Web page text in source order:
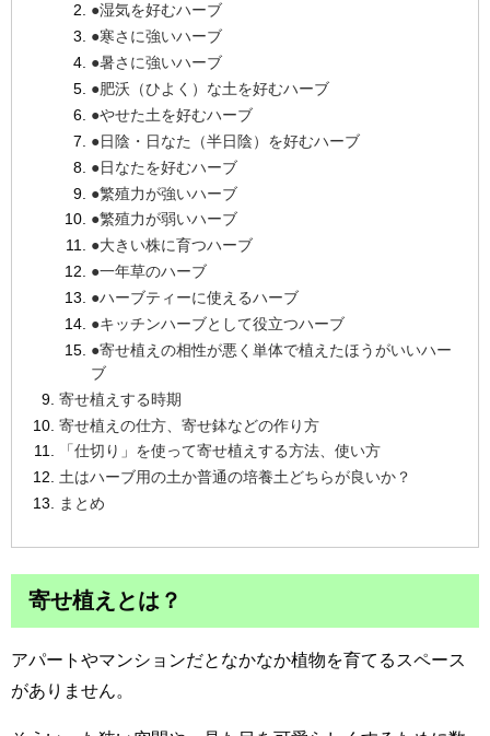
●湿気を好むハーブ
●寒さに強いハーブ
●暑さに強いハーブ
●肥沃（ひよく）な土を好むハーブ
●やせた土を好むハーブ
●日陰・日なた（半日陰）を好むハーブ
●日なたを好むハーブ
●繁殖力が強いハーブ
●繁殖力が弱いハーブ
●大きい株に育つハーブ
●一年草のハーブ
●ハーブティーに使えるハーブ
●キッチンハーブとして役立つハーブ
●寄せ植えの相性が悪く単体で植えたほうがいいハー
ブ
寄せ植えする時期
寄せ植えの仕方、寄せ鉢などの作り方
「仕切り」を使って寄せ植えする方法、使い方
土はハーブ用の土か普通の培養土どちらが良いか？
まとめ
寄せ植えとは？
アパートやマンションだとなかなか植物を育てるスペース
がありません。